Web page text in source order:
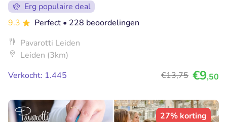
Erg populaire deal
9.3
Perfect • 228 beoordelingen
Pavarotti Leiden
Leiden (3km)
Verkocht: 1.445
€13,75 €9,50
27% korting